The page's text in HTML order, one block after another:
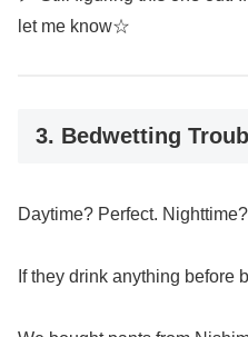
let me know☆
3. Bedwetting
Daytime? Perfect.
If they drink anything